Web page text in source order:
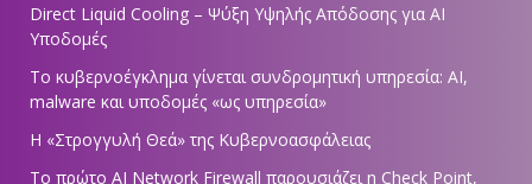
Direct Liquid Cooling – Ψύξη Υψηλής Απόδοσης για AI
Υποδομές
Το κυβερνοέγκλημα γίνεται συνδρομητική υπηρεσία: AI,
malware και υποδομές «ως υπηρεσία»
Η «Στρογγυλή Θεά» της Κυβερνοασφάλειας
Tο πρώτο AI Network Firewall παρουσιάζει η Check Point,